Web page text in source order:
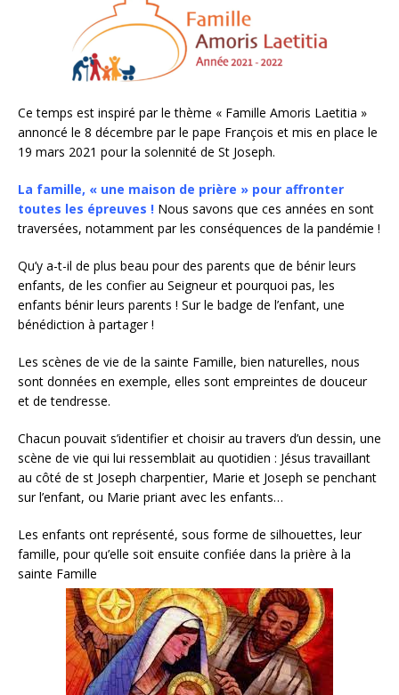
Ce temps est inspiré par le thème « Famille Amoris Laetitia »
annoncé le 8 décembre par le pape François et mis en place le
19 mars 2021 pour la solennité de St Joseph.
La famille, « une maison de prière » pour affronter
toutes les épreuves ! Nous savons que ces années en sont
traversées, notamment par les conséquences de la pandémie !
Qu’y a-t-il de plus beau pour des parents que de bénir leurs
enfants, de les confier au Seigneur et pourquoi pas, les
enfants bénir leurs parents ! Sur le badge de l’enfant, une
bénédiction à partager !
Les scènes de vie de la sainte Famille, bien naturelles, nous
sont données en exemple, elles sont empreintes de douceur
et de tendresse.
Chacun pouvait s’identifier et choisir au travers d’un dessin, une
scène de vie qui lui ressemblait au quotidien : Jésus travaillant
au côté de st Joseph charpentier, Marie et Joseph se penchant
sur l’enfant, ou Marie priant avec les enfants…
Les enfants ont représenté, sous forme de silhouettes, leur
famille, pour qu’elle soit ensuite confiée dans la prière à la
sainte Famille